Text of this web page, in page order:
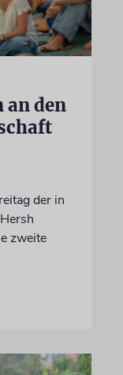
an den
der in
zweite